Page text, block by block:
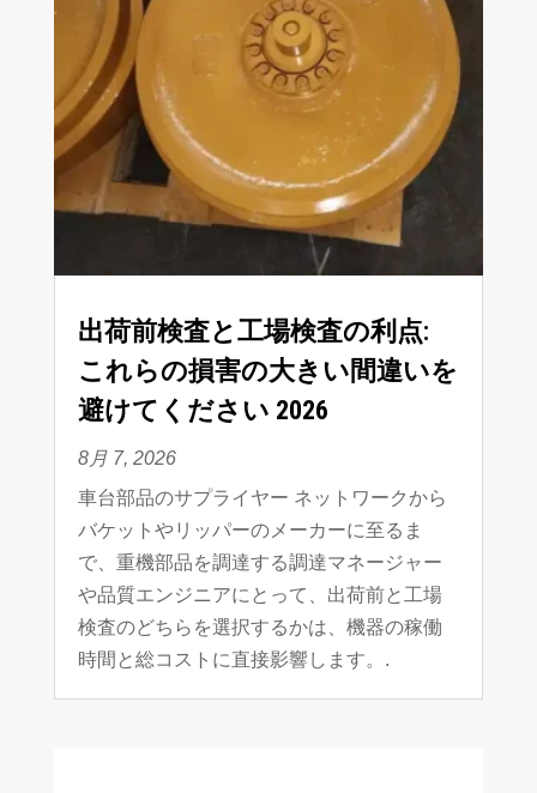
出荷前検査と工場検査の利点:
これらの損害の大きい間違いを
避けてください 2026
8月 7, 2026
車台部品のサプライヤー ネットワークから
バケットやリッパーのメーカーに至るま
で、重機部品を調達する調達マネージャー
や品質エンジニアにとって、出荷前と工場
検査のどちらを選択するかは、機器の稼働
時間と総コストに直接影響します。 .